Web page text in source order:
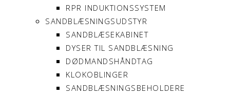
RPR INDUKTIONSSYSTEM
SANDBLÆSNINGSUDSTYR
SANDBLÆSEKABINET
DYSER TIL SANDBLÆSNING
DØDMANDSHÅNDTAG
KLOKOBLINGER
SANDBLÆSNINGSBEHOLDERE